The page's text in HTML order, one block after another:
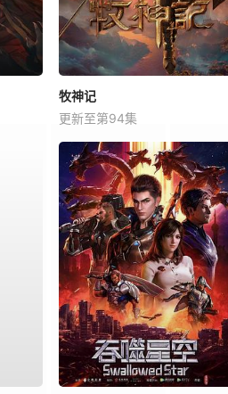
牧神记
更新至第94集